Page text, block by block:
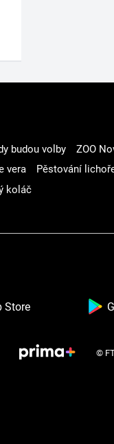
budou volby
ZOO
vera
Pěstování
koláč
Store
©